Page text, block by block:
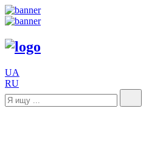
UA
RU